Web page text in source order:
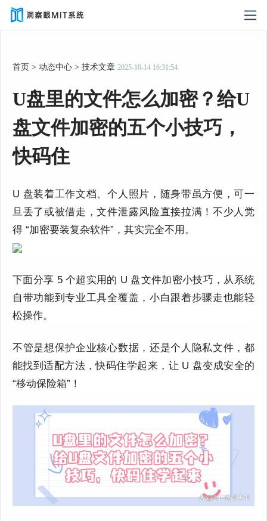
首页 > 动态中心 > 技术文章 2025-10-14 16:31:54
U盘里的文件怎么加密？给U
盘文件加密的五个小技巧，
快码住
U 盘装着工作文档、个人照片，随身带虽方便，可一
旦丢了或被借走，文件泄露风险直接拉满！不少人觉
得 “加密要装复杂软件”，其实完全不用。
下面分享 5 个超实用的 U 盘文件加密小技巧，从系统
自带功能到专业工具全覆盖，小白跟着步骤走也能轻
松操作。
不管是想保护企业核心数据，还是个人隐私文件，都
能找到适配方法，快码住学起来，让 U 盘变成安全的
“移动保险箱”！